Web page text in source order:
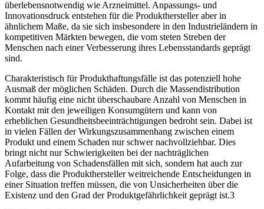
überlebensnotwendig wie Arzneimittel. Anpassungs- und
Innovationsdruck entstehen für die Produkthersteller aber in
ähnlichem Maße, da sie sich insbesondere in den Industrieländern in
kompetitiven Märkten bewegen, die vom steten Streben der
Menschen nach einer Verbesserung ihres Lebensstandards geprägt
sind.
Charakteristisch für Produkthaftungsfälle ist das potenziell hohe
Ausmaß der möglichen Schäden. Durch die Massendistribution
kommt häufig eine nicht überschaubare Anzahl von Menschen in
Kontakt mit den jeweiligen Konsumgütern und kann von
erheblichen Gesundheitsbeeinträchtigungen bedroht sein. Dabei ist
in vielen Fällen der Wirkungszusammenhang zwischen einem
Produkt und einem Schaden nur schwer nachvollziehbar. Dies
bringt nicht nur Schwierigkeiten bei der nachträglichen
Aufarbeitung von Schadensfällen mit sich, sondern hat auch zur
Folge, dass die Produkthersteller weitreichende Entscheidungen in
einer Situation treffen müssen, die von Unsicherheiten über die
Existenz und den Grad der Produktgefährlichkeit geprägt ist.3